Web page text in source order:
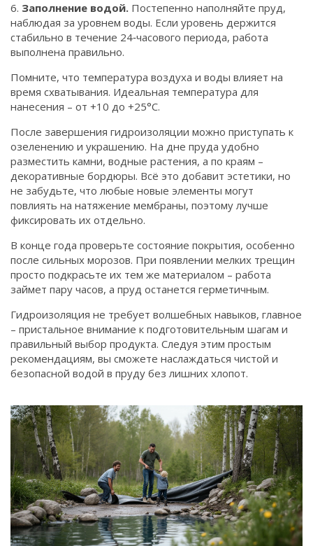
6. Заполнение водой. Постепенно наполняйте пруд,
наблюдая за уровнем воды. Если уровень держится
стабильно в течение 24‑часового периода, работа
выполнена правильно.
Помните, что температура воздуха и воды влияет на
время схватывания. Идеальная температура для
нанесения – от +10 до +25°C.
После завершения гидроизоляции можно приступать к
озеленению и украшению. На дне пруда удобно
разместить камни, водные растения, а по краям –
декоративные бордюры. Всё это добавит эстетики, но
не забудьте, что любые новые элементы могут
повлиять на натяжение мембраны, поэтому лучше
фиксировать их отдельно.
В конце года проверьте состояние покрытия, особенно
после сильных морозов. При появлении мелких трещин
просто подкрасьте их тем же материалом – работа
займет пару часов, а пруд останется герметичным.
Гидроизоляция не требует волшебных навыков, главное
– пристальное внимание к подготовительным шагам и
правильный выбор продукта. Следуя этим простым
рекомендациям, вы сможете наслаждаться чистой и
безопасной водой в пруду без лишних хлопот.